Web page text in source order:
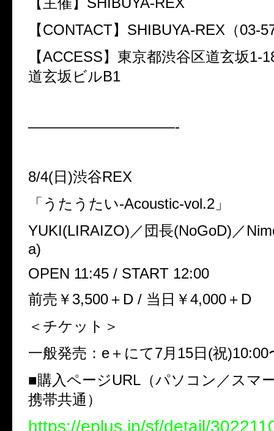
【CONTACT】SHIBUYA-REX（03-
【ACCESS】東京都渋谷区道玄坂1-
道玄坂ビルB1
——————————-
8/4(日)渋谷REX
「うたうたい-Acoustic-vol.2」
YUKI(LIRAIZO)／団長(NoGoD)／
a)
OPEN 11:45 / START 12:00
前売￥3,500＋D / 当日￥4,000＋D
＜チケット＞
一般発売：e＋にて7月15日(祝)10:00
■購入ページURL（パソコン／スマ
携帯共通）
https://eplus.jp/sf/detail/